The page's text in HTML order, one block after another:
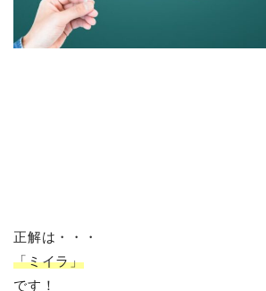
正解は・・・
「ミイラ」
です！